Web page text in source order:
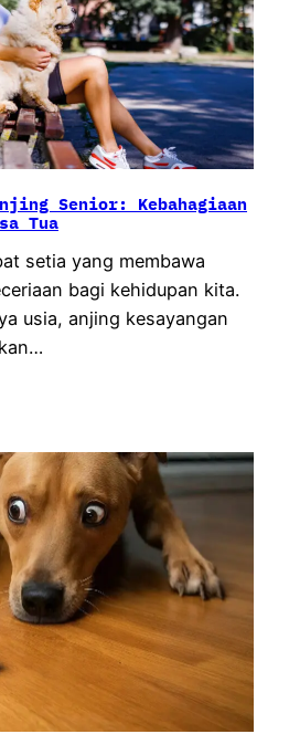
Senior: Kebahagiaan
Tua
setia yang membawa
bagi kehidupan kita.
usia, anjing kesayangan